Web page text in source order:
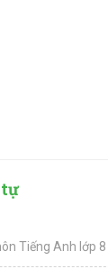
Tiếng Anh lớp